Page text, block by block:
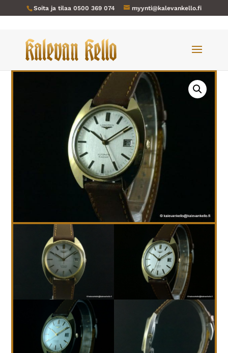
Soita ja tilaa 0500 369 074 myynti@kalevankello.fi
Verkkokauppa/Miesten kellot / Longines-078 Flagship